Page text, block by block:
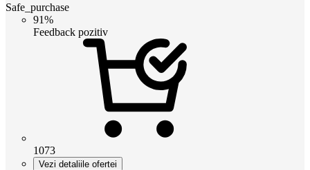
Safe_purchase
91%
Feedback pozitiv
1073
Vezi detaliile ofertei